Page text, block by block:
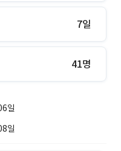
7일
41명
일
일